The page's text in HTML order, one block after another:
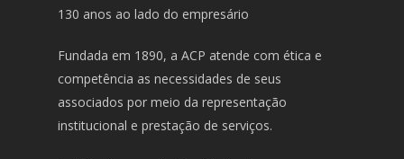
130 anos ao lado do empresário
Fundada em 1890, a ACP atende com ética e
competência as necessidades de seus
associados por meio da representação
institucional e prestação de serviços.